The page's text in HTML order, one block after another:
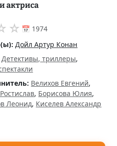
актриса
☆ 📅 1974
Дойл Артур Конан
Детективы, триллеры,
Велихов Евгений,
, Борисова Юлия,
Леонид, Киселев Александр